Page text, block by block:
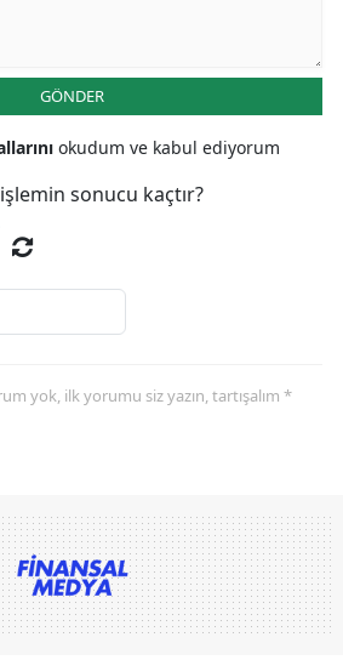
GÖNDER
okudum ve kabul ediyorum
sonucu kaçtır?
yok, ilk yorumu siz yazın, tartışalım *